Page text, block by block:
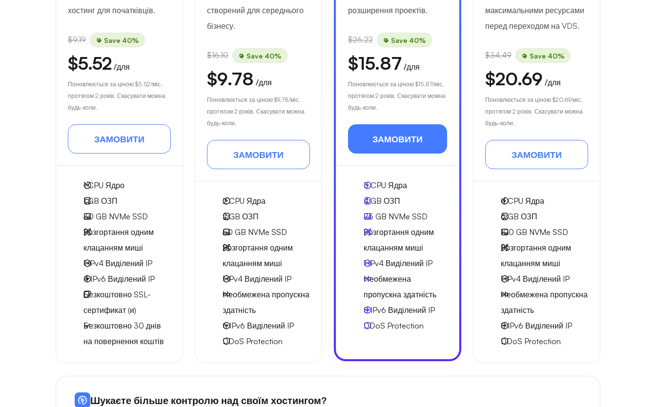
хостинг для початківців.
$9.19 Save 40%
$5.52 /для
Поновлюється за ціною $5.52/міс.
протягом 2 років. Скасувати можна
будь-коли.
ЗАМОВИТИ
1CPU Ядро
1 GB ОЗП
30 GB NVMe SSD
Розгортання одним
клацанням миші
1 IPv4 Виділений IP
4 IPv6 Виділений IP
Безкоштовно SSL-
сертификат (и)
Безкоштовно 30 днів
на повернення коштів
створений для середнього
бізнесу.
$16.10 Save 40%
$9.78 /для
Поновлюється за ціною $9.78/міс.
протягом 2 років. Скасувати можна
будь-коли.
ЗАМОВИТИ
2CPU Ядра
2 GB ОЗП
50 GB NVMe SSD
Розгортання одним
клацанням миші
1 IPv4 Виділений IP
Необмежена пропускна
здатність
6 IPv6 Виділений IP
DDoS Protection
розширення проектів.
$26.22 Save 40%
$15.87 /для
Поновлюється за ціною $15.87/міс.
протягом 2 років. Скасувати можна
будь-коли.
ЗАМОВИТИ
3CPU Ядра
4 GB ОЗП
75 GB NVMe SSD
Розгортання одним
клацанням миші
1 IPv4 Виділений IP
Необмежена
пропускна здатність
8 IPv6 Виділений IP
DDoS Protection
максимальними ресурсами
перед переходом на VDS.
$34.49 Save 40%
$20.69 /для
Поновлюється за ціною $20.69/міс.
протягом 2 років. Скасувати можна
будь-коли.
ЗАМОВИТИ
4CPU Ядра
6 GB ОЗП
100 GB NVMe SSD
Розгортання одним
клацанням миші
1 IPv4 Виділений IP
Необмежена пропускна
здатність
8 IPv6 Виділений IP
DDoS Protection
Шукаєте більше контролю над своїм хостингом?